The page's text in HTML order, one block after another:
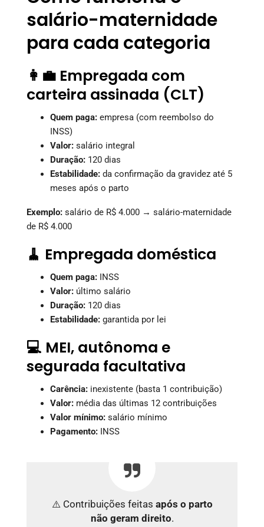
salário-maternidade
para cada categoria
👩‍💼 Empregada com
carteira assinada (CLT)
Quem paga: empresa (com reembolso do
INSS)
Valor: salário integral
Duração: 120 dias
Estabilidade: da confirmação da gravidez até 5
meses após o parto
Exemplo: salário de R$ 4.000 → salário-maternidade
de R$ 4.000
🧹 Empregada doméstica
Quem paga: INSS
Valor: último salário
Duração: 120 dias
Estabilidade: garantida por lei
💻 MEI, autônoma e
segurada facultativa
Carência: inexistente (basta 1 contribuição)
Valor: média das últimas 12 contribuições
Valor mínimo: salário mínimo
Pagamento: INSS
⚠️ Contribuições feitas após o parto
não geram direito.